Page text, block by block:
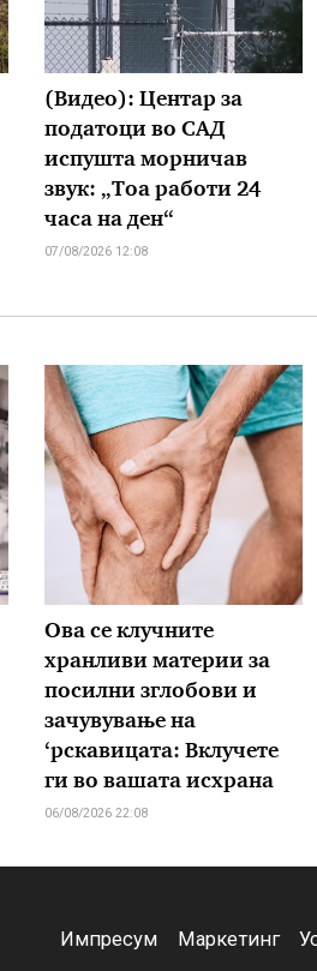
(Видео): Центар за
податоци во САД
испушта морничав
звук: „Тоа работи 24
часа на ден“
07/08/2026 12:08
Ова се клучните
хранливи материи за
посилни зглобови и
зачувување на
‘рскавицата: Вклучете
ги во вашата исхрана
06/08/2026 22:08
Импресум Маркетинг